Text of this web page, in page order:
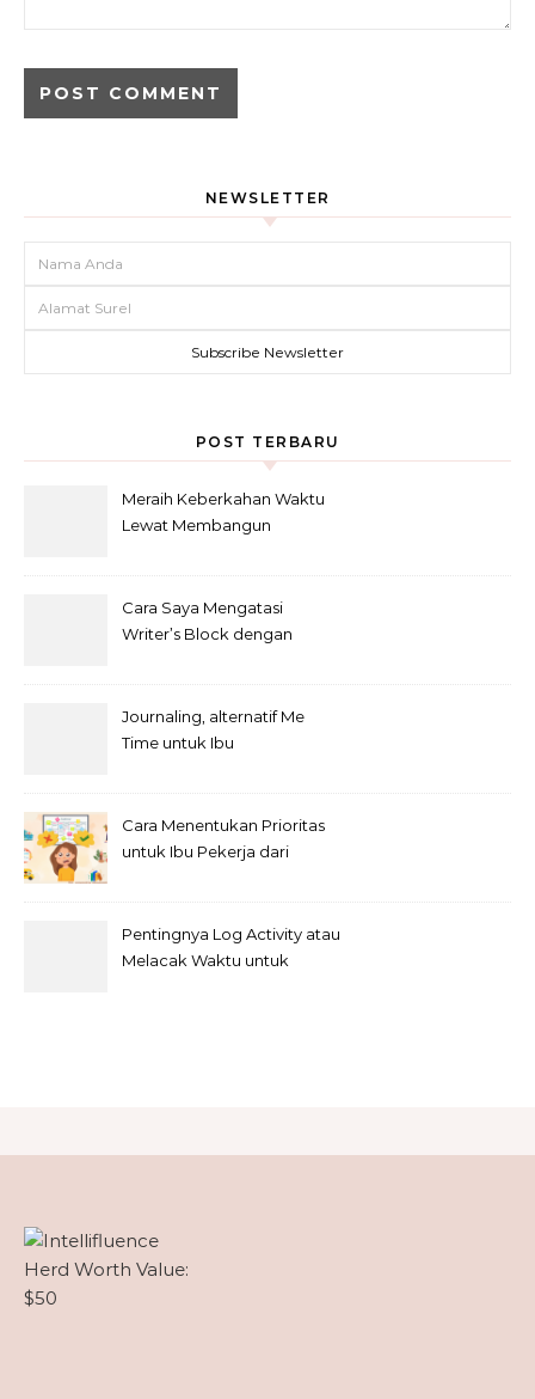
NEWSLETTER
POST TERBARU
Meraih Keberkahan Waktu
Lewat Membangun
Cara Saya Mengatasi
Writer’s Block dengan
Journaling, alternatif Me
Time untuk Ibu
Cara Menentukan Prioritas
untuk Ibu Pekerja dari
Pentingnya Log Activity atau
Melacak Waktu untuk